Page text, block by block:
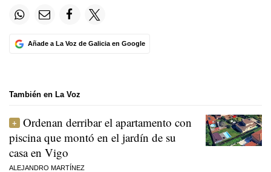
Añade a La Voz de Galicia en Google
También en La Voz
Ordenan derribar el apartamento con
piscina que montó en el jardín de su
casa en Vigo
ALEJANDRO MARTÍNEZ